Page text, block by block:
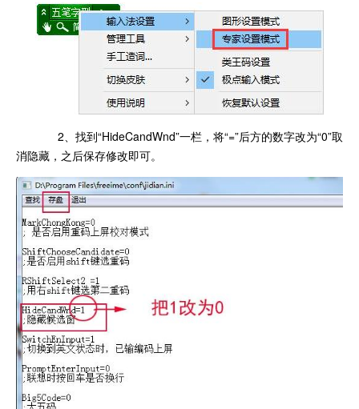
2、找到“HideCandWnd”一栏，将“=”后方的数字改为“0”取
消隐藏，之后保存修改即可。